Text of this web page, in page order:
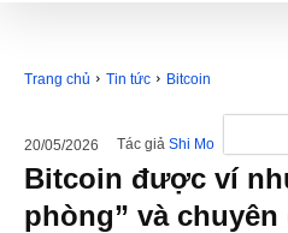
Trang chủ Tin tức Bitcoin
20/05/2026 Tác giả Shi Mo
Bitcoin được ví
phòng” và